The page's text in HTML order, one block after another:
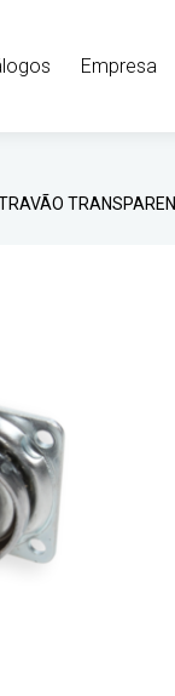
Empresa